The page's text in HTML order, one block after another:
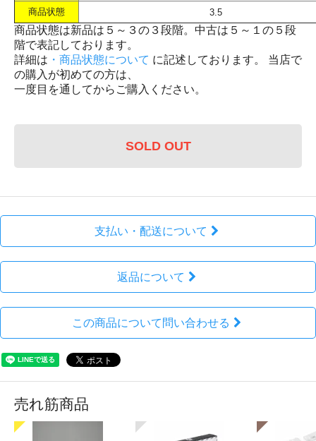
商品状態 3.5
商品状態は新品は５～３の３段階。中古は５～１の５段
階で表記しております。
詳細は ・商品状態について に記述しております。 当店で
の購入が初めての方は、
一度目を通してからご購入ください。
SOLD OUT
支払い・配送について
返品について
この商品について問い合わせる
売れ筋商品